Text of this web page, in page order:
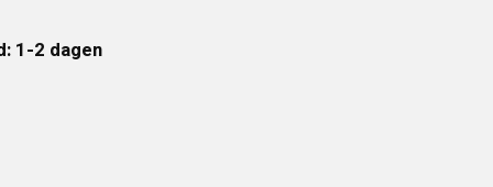
1-2 dagen